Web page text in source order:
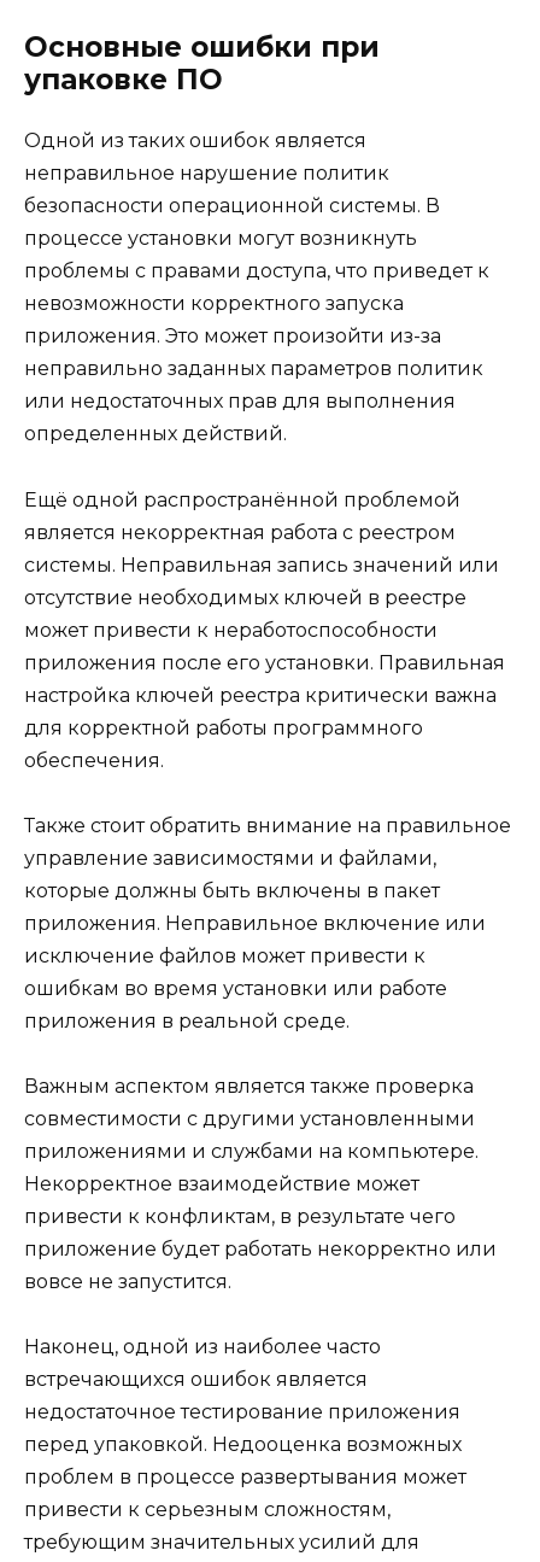
Основные ошибки при
упаковке ПО
Одной из таких ошибок является
неправильное нарушение политик
безопасности операционной системы. В
процессе установки могут возникнуть
проблемы с правами доступа, что приведет к
невозможности корректного запуска
приложения. Это может произойти из-за
неправильно заданных параметров политик
или недостаточных прав для выполнения
определенных действий.
Ещё одной распространённой проблемой
является некорректная работа с реестром
системы. Неправильная запись значений или
отсутствие необходимых ключей в реестре
может привести к неработоспособности
приложения после его установки. Правильная
настройка ключей реестра критически важна
для корректной работы программного
обеспечения.
Также стоит обратить внимание на правильное
управление зависимостями и файлами,
которые должны быть включены в пакет
приложения. Неправильное включение или
исключение файлов может привести к
ошибкам во время установки или работе
приложения в реальной среде.
Важным аспектом является также проверка
совместимости с другими установленными
приложениями и службами на компьютере.
Некорректное взаимодействие может
привести к конфликтам, в результате чего
приложение будет работать некорректно или
вовсе не запустится.
Наконец, одной из наиболее часто
встречающихся ошибок является
недостаточное тестирование приложения
перед упаковкой. Недооценка возможных
проблем в процессе развертывания может
привести к серьезным сложностям,
требующим значительных усилий для